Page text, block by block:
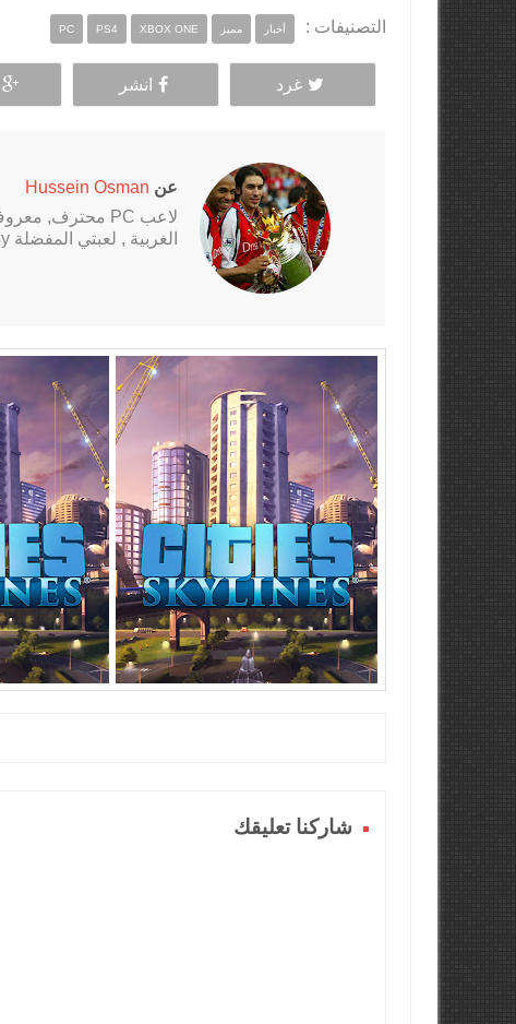
التصنيفات : أخبار مميز PC PS4 XBOX ONE
غرد انشر
عن Hussein Osman
الغربية , لعبتي المفضلة Final Fantasy
شاركنا تعليقك